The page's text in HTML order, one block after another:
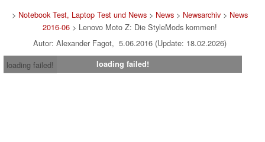
> Notebook Test, Laptop Test und News> News> Newsarchiv> News
2016-06> Lenovo Moto Z: Die StyleMods kommen!
Autor: Alexander Fagot, 5.06.2016 (Update: 18.02.2026)
loading failed!
loading failed!